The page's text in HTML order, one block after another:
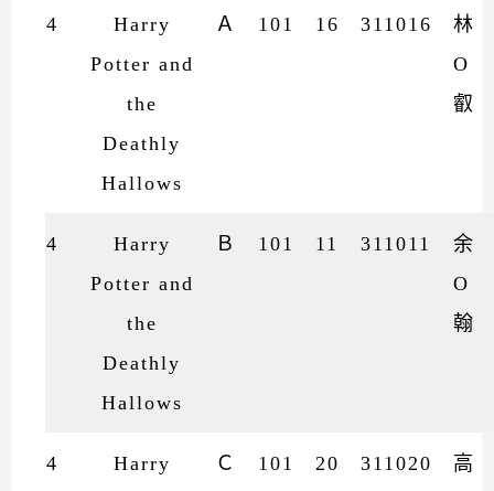
4
Harry
Potter and
the
Deathly
Hallows
Ａ 101 16 311016
林
O
叡
4
Harry
Potter and
the
Deathly
Hallows
Ｂ 101 11 311011
余
O
翰
4
Harry
Ｃ 101 20 311020
高